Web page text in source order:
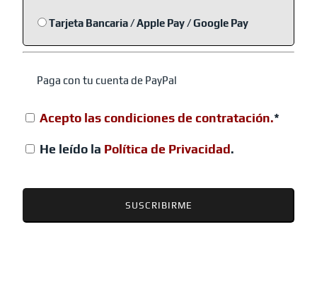
Tarjeta Bancaria / Apple Pay / Google Pay
Paga con tu cuenta de PayPal
Acepto las condiciones de contratación.*
He leído la Política de Privacidad.